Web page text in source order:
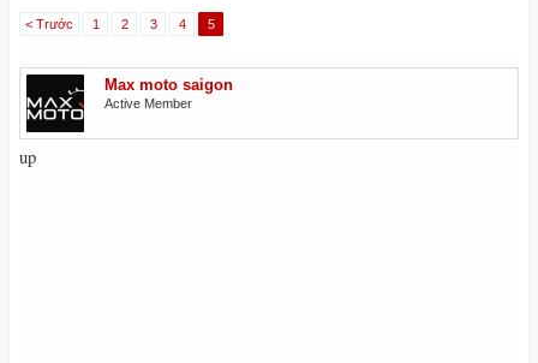
< Trước 1 2 3 4 5
Max moto saigon
Active Member
up